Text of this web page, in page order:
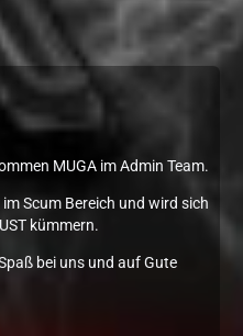
MUGA im Admin Team.
Scum Bereich und wird sich
kümmern.
bei uns und auf Gute